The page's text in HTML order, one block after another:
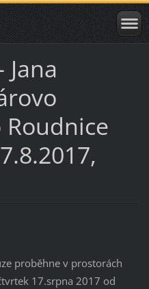
proběhne v prostorách
17.srpna 2017 od